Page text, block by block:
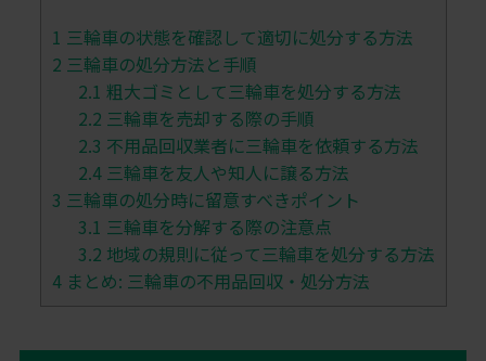
1 三輪車の状態を確認して適切に処分する方法
2 三輪車の処分方法と手順
2.1 粗大ゴミとして三輪車を処分する方法
2.2 三輪車を売却する際の手順
2.3 不用品回収業者に三輪車を依頼する方法
2.4三輪車を友人や知人に譲る方法
3 三輪車の処分時に留意すべきポイント
3.1 三輪車を分解する際の注意点
3.2 地域の規則に従って三輪車を処分する方法
4まとめ: 三輪車の不用品回収・処分方法